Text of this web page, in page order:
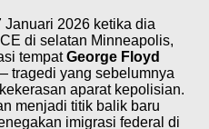
Januari 2026 ketika dia
di selatan Minneapolis,
tempatGeorge Floyd
tragedi yang sebelumnya
aparat kepolisian.
menjadi titik balik baru
imigrasi federal di